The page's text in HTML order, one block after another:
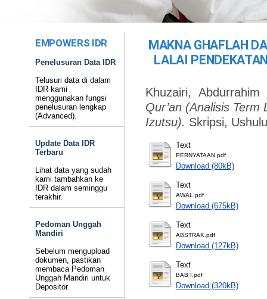
EMPOWERS IDR
Penelusuran Data IDR
Telusuri data di dalam
IDR kami
menggunakan fungsi
penelusuran lengkap
(Advanced).
Update Data IDR
Terbaru
Lihat data yang sudah
kami tambahkan ke
IDR dalam seminggu
terakhir.
Pedoman Unggah
Mandiri
Sebelum mengupload
dokumen, pastikan
membaca Pedoman
Unggah Mandiri untuk
Depositor.
MAKNA GHAFLAH
LALAI
Khuzairi, Abdurrahim
Qur’an (Analisis
Izutsu). Skripsi,
Text
PERNYATAAN.pdf
Download (80kB)
Text
AWAL.pdf
Download (675kB)
Text
ABSTRAK.pdf
Download (127kB)
Text
BAB I.pdf
Download (320kB)